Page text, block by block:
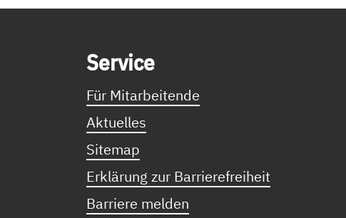
Ser­vice
Für Mitarbeitende
Aktuelles
Sitemap
Erklärung zur Barrierefreiheit
Barriere melden